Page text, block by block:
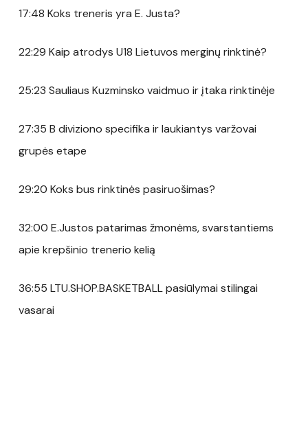
17:48 Koks treneris yra E. Justa?
22:29 Kaip atrodys U18 Lietuvos merginų rinktinė?
25:23 Sauliaus Kuzminsko vaidmuo ir įtaka rinktinėje
27:35 B diviziono specifika ir laukiantys varžovai
grupės etape
29:20 Koks bus rinktinės pasiruošimas?
32:00 E.Justos patarimas žmonėms, svarstantiems
apie krepšinio trenerio kelią
36:55 LTU.SHOP.BASKETBALL pasiūlymai stilingai
vasarai